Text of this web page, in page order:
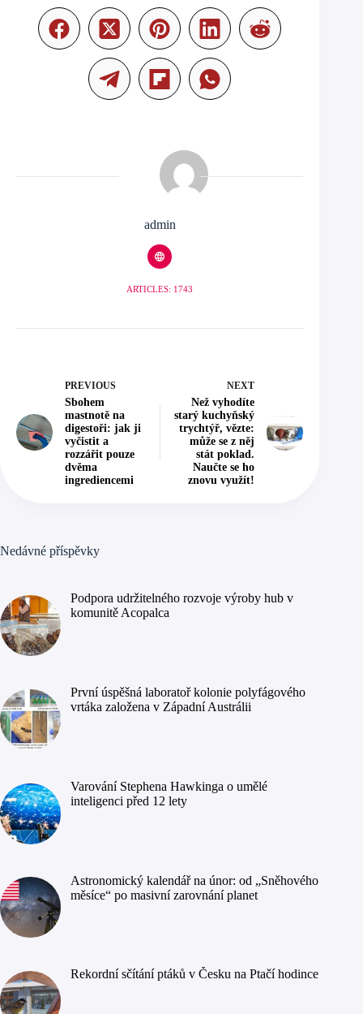
admin
ARTICLES: 1743
PREVIOUS
Sbohem
mastnotě na
digestoři: jak ji
vyčistit a
rozzářit pouze
dvěma
ingrediencemi
NEXT
Než vyhodíte
starý kuchyňský
trychtýř, vězte:
může se z něj
stát poklad.
Naučte se ho
znovu využít!
Nedávné příspěvky
Podpora udržitelného rozvoje výroby hub v
komunitě Acopalca
První úspěšná laboratoř kolonie polyfágového
vrtáka založena v Západní Austrálii
Varování Stephena Hawkinga o umělé
inteligenci před 12 lety
Astronomický kalendář na únor: od „Sněhového
měsíce“ po masivní zarovnání planet
Rekordní sčítání ptáků v Česku na Ptačí hodince